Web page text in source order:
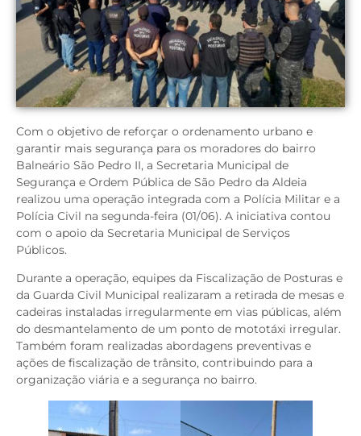
Com o objetivo de reforçar o ordenamento urbano e
garantir mais segurança para os moradores do bairro
Balneário São Pedro II, a Secretaria Municipal de
Segurança e Ordem Pública de São Pedro da Aldeia
realizou uma operação integrada com a Polícia Militar e a
Polícia Civil na segunda-feira (01/06). A iniciativa contou
com o apoio da Secretaria Municipal de Serviços
Públicos.
Durante a operação, equipes da Fiscalização de Posturas e
da Guarda Civil Municipal realizaram a retirada de mesas e
cadeiras instaladas irregularmente em vias públicas, além
do desmantelamento de um ponto de mototáxi irregular.
Também foram realizadas abordagens preventivas e
ações de fiscalização de trânsito, contribuindo para a
organização viária e a segurança no bairro.